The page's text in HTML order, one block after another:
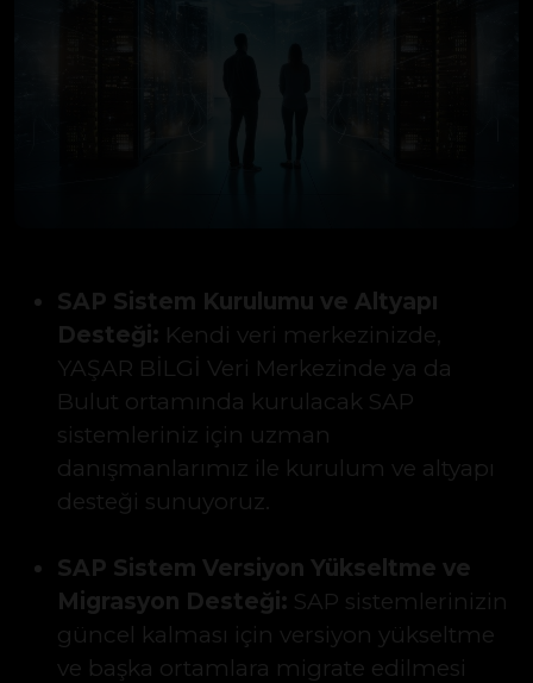
SAP Sistem Kurulumu ve Altyapı
Desteği: Kendi veri merkezinizde,
YAŞAR BİLGİ Veri Merkezinde ya da
Bulut ortamında kurulacak SAP
sistemleriniz için uzman
danışmanlarımız ile kurulum ve altyapı
desteği sunuyoruz.
SAP Sistem Versiyon Yükseltme ve
Migrasyon Desteği: SAP sistemlerinizin
güncel kalması için versiyon yükseltme
ve başka ortamlara migrate edilmesi